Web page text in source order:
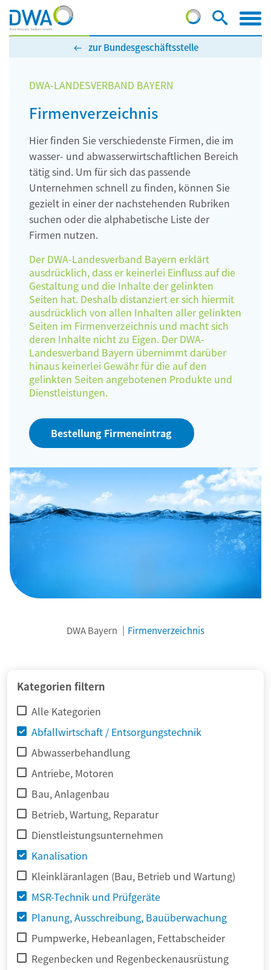
zur Bundesgeschäftsstelle
DWA-LANDESVERBAND BAYERN
Firmenverzeichnis
Hier finden Sie verschiedenste Firmen, die im
wasser- und abwasserwirtschaftlichen Bereich
tätig sind. Um für sich das passende
Unternehmen schnell zu finden, können Sie
gezielt in einer der nachstehenden Rubriken
suchen oder die alphabetische Liste der
Firmen nutzen.
Der DWA-Landesverband Bayern erklärt
ausdrücklich, dass er keinerlei Einfluss auf die
Gestaltung und die Inhalte der gelinkten
Seiten hat. Deshalb distanziert er sich hiermit
ausdrücklich von allen Inhalten aller gelinkten
Seiten im Firmenverzeichnis und macht sich
deren Inhalte nicht zu Eigen. Der DWA-
Landesverband Bayern übernimmt darüber
hinaus keinerlei Gewähr für die auf den
gelinkten Seiten angebotenen Produkte und
Dienstleistungen.
Bestellung Firmeneintrag
DWA Bayern Firmenverzeichnis
Kategorien filtern
Alle Kategorien
Abfallwirtschaft / Entsorgungstechnik
Abwasserbehandlung
Antriebe, Motoren
Bau, Anlagenbau
Betrieb, Wartung, Reparatur
Dienstleistungsunternehmen
Kanalisation
Kleinkläranlagen (Bau, Betrieb und Wartung)
MSR-Technik und Prüfgeräte
Planung, Ausschreibung, Bauüberwachung
Pumpwerke, Hebeanlagen, Fettabscheider
Regenbecken und Regenbeckenausrüstung